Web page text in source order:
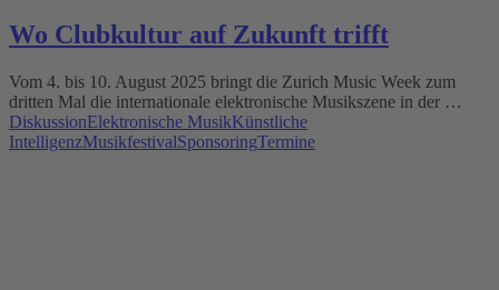
Wo Clubkultur auf Zukunft trifft
Vom 4. bis 10. August 2025 bringt die Zurich Music Week zum
dritten Mal die internationale elektronische Musikszene in der …
DiskussionElektronische MusikKünstliche
IntelligenzMusikfestivalSponsoringTermine